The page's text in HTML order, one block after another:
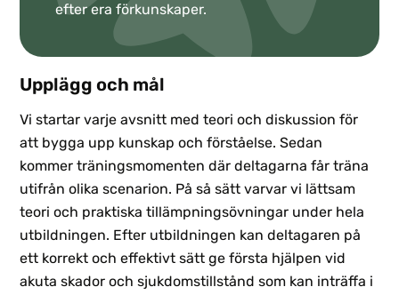
efter era förkunskaper.
Upplägg och mål
Vi startar varje avsnitt med teori och diskussion för
att bygga upp kunskap och förståelse. Sedan
kommer träningsmomenten där deltagarna får träna
utifrån olika scenarion. På så sätt varvar vi lättsam
teori och praktiska tillämpningsövningar under hela
utbildningen. Efter utbildningen kan deltagaren på
ett korrekt och effektivt sätt ge första hjälpen vid
akuta skador och sjukdomstillstånd som kan inträffa i